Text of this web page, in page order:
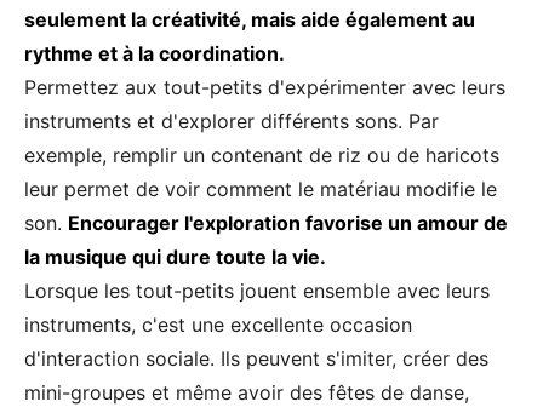
seulement la créativité, mais aide également au
rythme et à la coordination.
Permettez aux tout-petits d'expérimenter avec leurs
instruments et d'explorer différents sons. Par
exemple, remplir un contenant de riz ou de haricots
leur permet de voir comment le matériau modifie le
son. Encourager l'exploration favorise un amour de
la musique qui dure toute la vie.
Lorsque les tout-petits jouent ensemble avec leurs
instruments, c'est une excellente occasion
d'interaction sociale. Ils peuvent s'imiter, créer des
mini-groupes et même avoir des fêtes de danse,